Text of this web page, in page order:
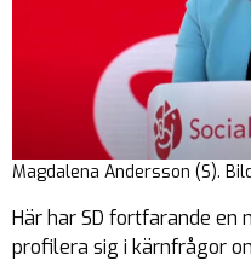
Magdalena Andersson (S).
Här har SD fortfarande
profilera sig i kärnfrågor